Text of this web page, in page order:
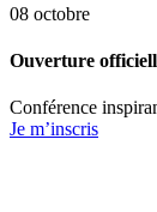
08 octobre
Ouverture
Conférence
Je m’inscris